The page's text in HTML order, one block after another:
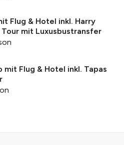
Flug & Hotel inkl. Harry
mit Luxusbustransfer
mit Flug & Hotel inkl. Tapas